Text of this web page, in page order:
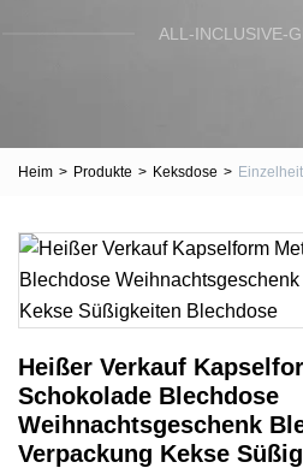
ALL-INCLUSIVE-
Heim > Produkte > Keksdose >
Heißer Verkauf
Schokolade Blechdose
Weihnachtsgeschenk
Verpackung Kekse